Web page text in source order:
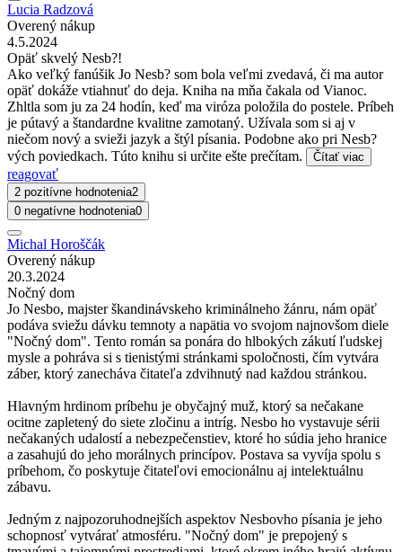
Lucia Radzová
Overený nákup
4.5.2024
Opäť skvelý Nesb?!
Ako veľký fanúšik Jo Nesb? som bola veľmi zvedavá, či ma autor
opäť dokáže vtiahnuť do deja. Kniha na mňa čakala od Vianoc.
Zhltla som ju za 24 hodín, keď ma viróza položila do postele. Príbeh
je pútavý a štandardne kvalitne zamotaný. Užívala som si aj v
niečom nový a svieži jazyk a štýl písania. Podobne ako pri Nesb?
vých poviedkach. Túto knihu si určite ešte prečítam.
Čítať viac
reagovať
2 pozitívne hodnotenia2
0 negatívne hodnotenia0
Michal Horoščák
Overený nákup
20.3.2024
Nočný dom
Jo Nesbo, majster škandinávskeho kriminálneho žánru, nám opäť
podáva sviežu dávku temnoty a napätia vo svojom najnovšom diele
"Nočný dom". Tento román sa ponára do hlbokých zákutí ľudskej
mysle a pohráva si s tienistými stránkami spoločnosti, čím vytvára
záber, ktorý zanecháva čitateľa zdvihnutý nad každou stránkou.
Hlavným hrdinom príbehu je obyčajný muž, ktorý sa nečakane
ocitne zapletený do siete zločinu a intríg. Nesbo ho vystavuje sérii
nečakaných udalostí a nebezpečenstiev, ktoré ho súdia jeho hranice
a zasahujú do jeho morálnych princípov. Postava sa vyvíja spolu s
príbehom, čo poskytuje čitateľovi emocionálnu aj intelektuálnu
zábavu.
Jedným z najpozoruhodnejších aspektov Nesbovho písania je jeho
schopnosť vytvárať atmosféru. "Nočný dom" je prepojený s